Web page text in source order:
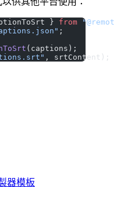
} from
;
(captions);
, srtContent);
器模板